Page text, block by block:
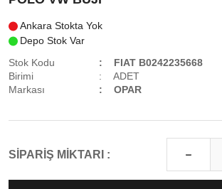
Ankara Stokta Yok
Depo Stok Var
Stok Kodu
FIAT B0242235668
Birimi
ADET
Markası
OPAR
SİPARİŞ MİKTARI :